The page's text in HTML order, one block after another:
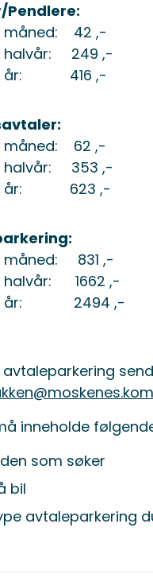
Pendlere:
måned: 42 ,-
halvår: 249 ,-
år: 416 ,-
måned: 62 ,-
halvår: 353 ,-
år: 623 ,-
måned: 831 ,-
halvår: 1662 ,-
år: 2494 ,-
inneholde
som søker
bil
avtaleparkering